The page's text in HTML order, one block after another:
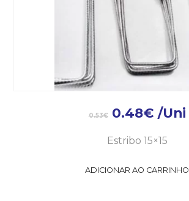
0.53€ 0.48€ /Uni
Estribo 15×15
ADICIONAR AO CARRINHO